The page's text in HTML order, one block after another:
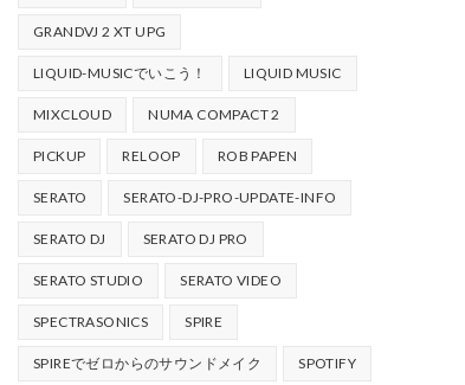
GRANDVJ 2 XT UPG
LIQUID-MUSICでいこう！ LIQUID MUSIC
MIXCLOUD NUMA COMPACT 2
PICKUP RELOOP ROB PAPEN
SERATO SERATO-DJ-PRO-UPDATE-INFO
SERATO DJ SERATO DJ PRO
SERATO STUDIO SERATO VIDEO
SPECTRASONICS SPIRE
SPIREでゼロからのサウンドメイク SPOTIFY